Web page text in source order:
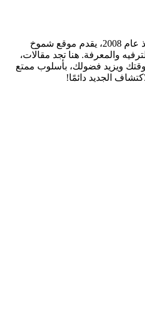
شموخ – ترفيه وثقافة عربية منذ عام 2008، يقدم موقع شموخ
والمعرفة. هنا تجد مقالات،
وقتك ويزيد فضولك، بأسلوب ممتع
الجديد دائمًا!